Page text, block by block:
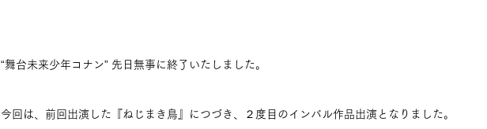
“舞台未来少年コナン” 先日無事に終了いたしました。
今回は、前回出演した『ねじまき鳥』につづき、２度目のインバル作品出演となりました。